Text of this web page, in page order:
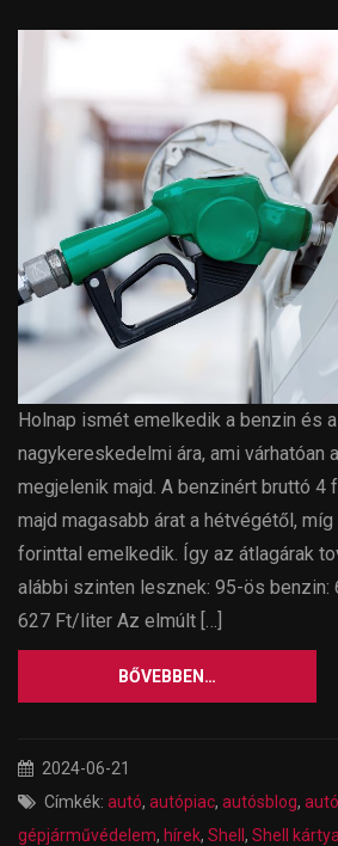
Holnap ismét emelkedik a benzin és
nagykereskedelmi ára, ami várhatóan
megjelenik majd. A benzinért bruttó 4
majd magasabb árat a hétvégétől,
forinttal emelkedik. Így az átlagárak
alábbi szinten lesznek: 95-ös benzin:
627 Ft/liter Az elmúlt […]
BŐVEBBEN…
2024-06-21
Címkék: autó, autópiac, autósblog,
gépjárművédelem, hírek, Shell , Shell kártya